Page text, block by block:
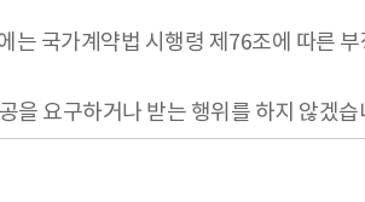
는 국가계약법 시행령 제76조에 따른
을 요구하거나 받는 행위를 하지 않겠습